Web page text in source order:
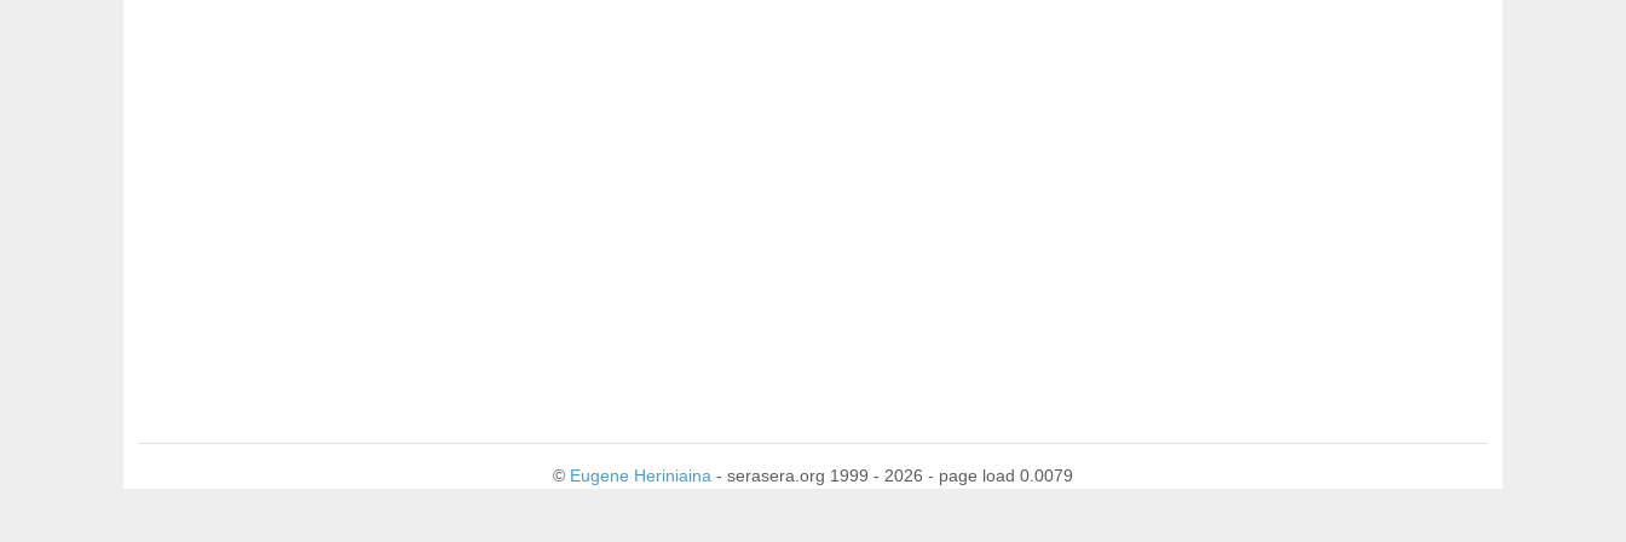
© Eugene Heriniaina - serasera.org 1999 - 2026 - page load 0.0079